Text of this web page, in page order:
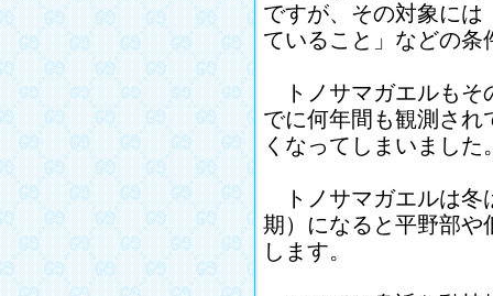
ですが、その対象には
ていること」などの条
トノサマガエルもそ
でに何年間も観測され
くなってしまいました
トノサマガエルは冬
期）になると平野部や
します。